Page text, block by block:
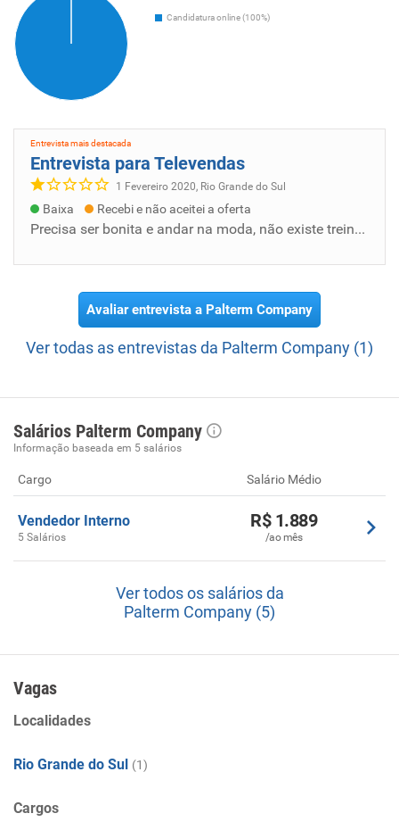
Candidatura online (100%)
Entrevista mais destacada
Entrevista para Televendas
1 Fevereiro 2020, Rio Grande do Sul
Baixa Recebi e não aceitei a oferta
Precisa ser bonita e andar na moda, não existe treinamento. Muito preconceito na empresa. As pessoas tem que ter boa classe social para ser...
Avaliar entrevista a Palterm Company
Ver todas as entrevistas da Palterm Company (1)
Salários Palterm Company
Informação baseada em 5 salários
Cargo Salário Médio
Vendedor Interno
5 Salários
R$ 1.889
/ao mês
Ver todos os salários da
Palterm Company (5)
Vagas
Localidades
Rio Grande do Sul (1)
Cargos